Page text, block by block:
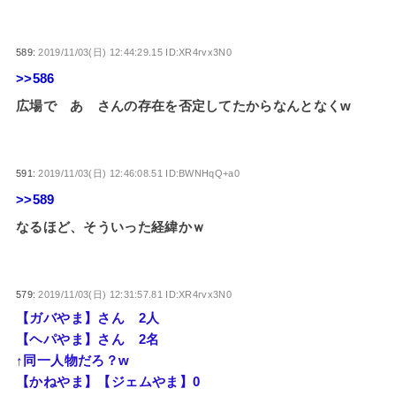
589:2019/11/03(日) 12:44:29.15 ID:XR4rvx3N0
>>586
広場で あ さんの存在を否定してたからなんとなくw
591:2019/11/03(日) 12:46:08.51 ID:BWNHqQ+a0
>>589
なるほど、そういった経緯かｗ
579:2019/11/03(日) 12:31:57.81 ID:XR4rvx3N0
【ガバやま】さん 2人
【ヘパやま】さん 2名
↑同一人物だろ？w
【かねやま】【ジェムやま】0